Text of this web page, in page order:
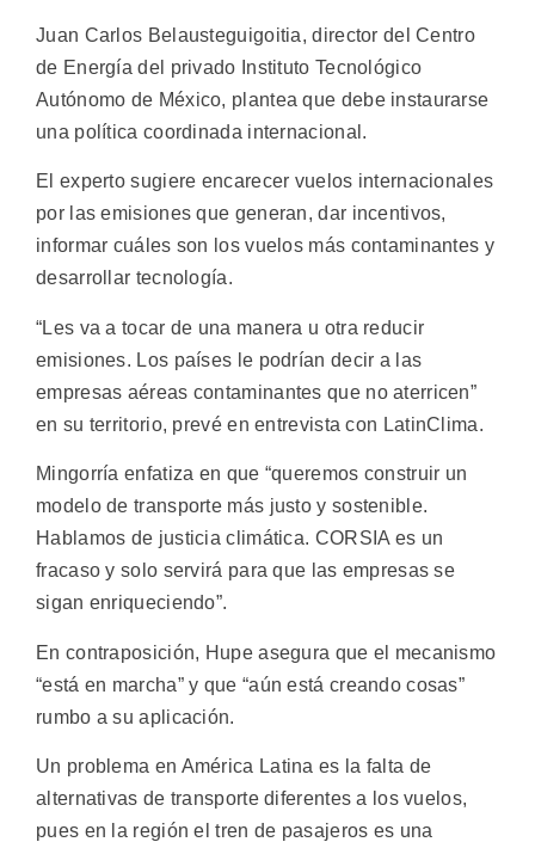
Juan Carlos Belausteguigoitia, director del Centro
de Energía del privado Instituto Tecnológico
Autónomo de México, plantea que debe instaurarse
una política coordinada internacional.
El experto sugiere encarecer vuelos internacionales
por las emisiones que generan, dar incentivos,
informar cuáles son los vuelos más contaminantes y
desarrollar tecnología.
“Les va a tocar de una manera u otra reducir
emisiones. Los países le podrían decir a las
empresas aéreas contaminantes que no aterricen”
en su territorio, prevé en entrevista con LatinClima.
Mingorría enfatiza en que “queremos construir un
modelo de transporte más justo y sostenible.
Hablamos de justicia climática. CORSIA es un
fracaso y solo servirá para que las empresas se
sigan enriqueciendo”.
En contraposición, Hupe asegura que el mecanismo
“está en marcha” y que “aún está creando cosas”
rumbo a su aplicación.
Un problema en América Latina es la falta de
alternativas de transporte diferentes a los vuelos,
pues en la región el tren de pasajeros es una